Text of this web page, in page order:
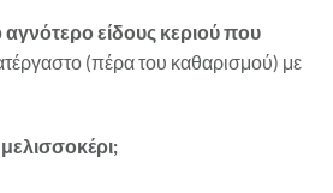
αγνότερο είδους κεριού που
(πέρα του καθαρισμού) με